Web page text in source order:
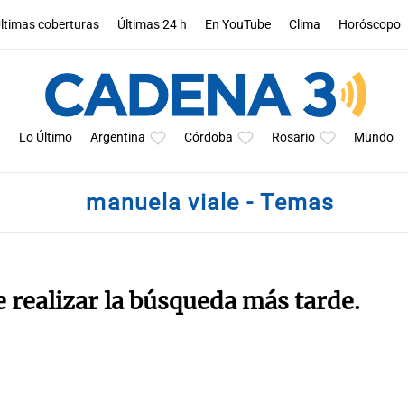
coberturas Últimas 24 h En YouTube Clima Horóscopo
Lo Último Argentina Córdoba Rosario Mundo
manuela viale - Temas
la búsqueda más tarde.